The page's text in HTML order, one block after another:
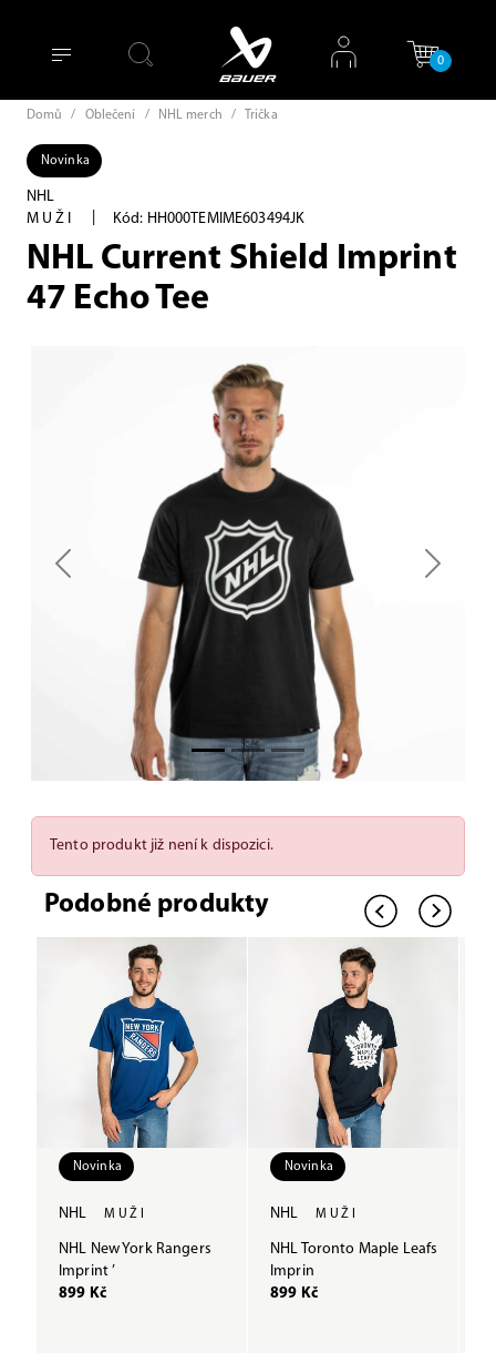
0
Domů / Oblečení / NHL merch / Trička
Novinka
NHL
MUŽI
Kód: HH000TEMIME603494JK
NHL Current Shield Imprint
47 Echo Tee
Previous Next
Tento produkt již není k dispozici.
Podobné produkty
Novinka
NHL MUŽI
NHL New York Rangers
Imprint ’
899 Kč
Novinka
NHL MUŽI
NHL Toronto Maple Leafs
Imprin
899 Kč